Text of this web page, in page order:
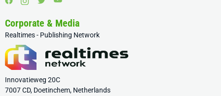
Corporate & Media
Realtimes - Publishing Network
Innovatieweg 20C
7007 CD, Doetinchem, Netherlands